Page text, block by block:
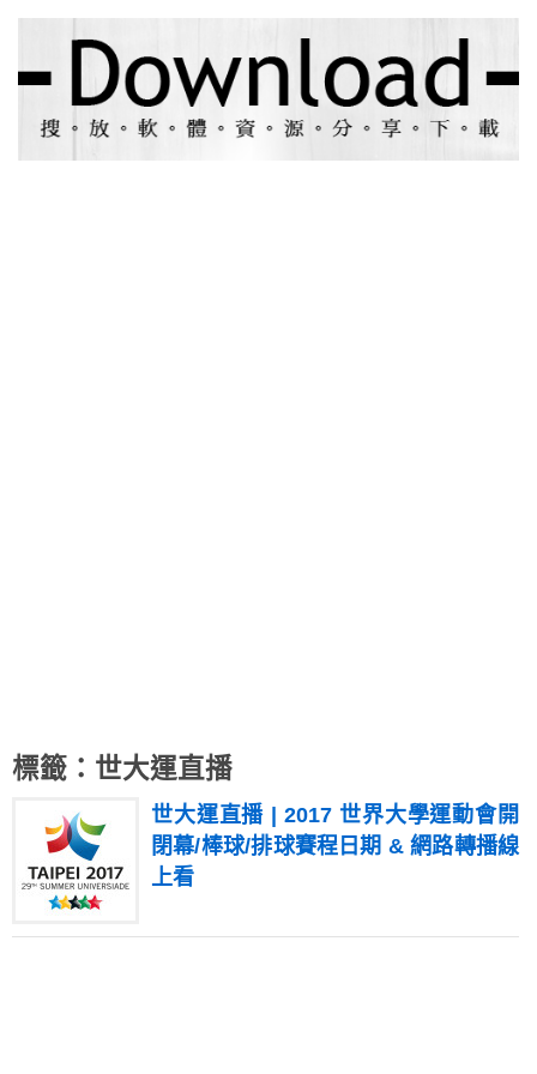
標籤：世大運直播
世大運直播 | 2017 世界大學運動會開
閉幕/棒球/排球賽程日期 & 網路轉播線
上看